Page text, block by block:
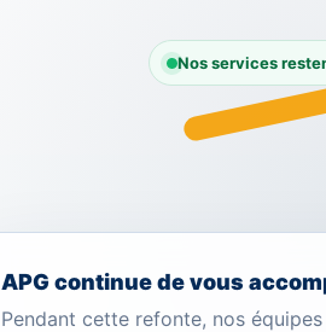
Nos services
APG continue de vous
Pendant cette refonte, nos